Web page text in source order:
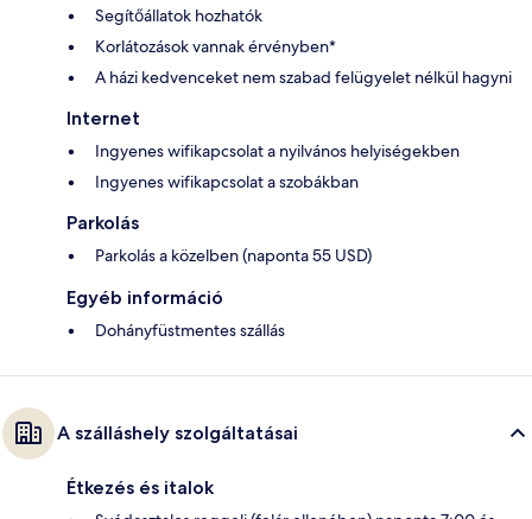
Segítőállatok hozhatók
Korlátozások vannak érvényben*
A házi kedvenceket nem szabad felügyelet nélkül hagyni
Internet
Ingyenes wifikapcsolat a nyilvános helyiségekben
Ingyenes wifikapcsolat a szobákban
Parkolás
Parkolás a közelben (naponta 55 USD)
Egyéb információ
Dohányfüstmentes szállás
A szálláshely szolgáltatásai
Étkezés és italok